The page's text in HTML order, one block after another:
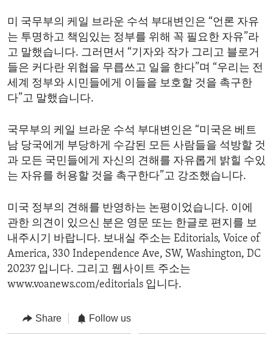
미 국무부의 케일 브라운 수석 부대변인은 “언론 자유
는 투명하고 책임있는 정부를 위해 꼭 필요한 자유”라
고 말했습니다. 그러면서 “기자와 작가 그리고 블로거
들은 커다란 위협을 무릅쓰고 일을 한다”며 “우리는 전
세계 정부와 시민들에게 이들을 보호할 것을 촉구한
다”고 말했습니다.
국무부의 케일 브라운 수석 부대변인은 “미국은 베트
남 당국에게 부당하게 수감된 모든 사람들을 석방할 것
과 모든 국민들에게 자신의 견해를 자유롭게 밝힐 수있
는 자유를 허용할 것을 촉구한다”고 강조했습니다.
미국 정부의 견해를 반영하는 논평이었습니다. 이에
관한 의견이 있으신 분은 영문 또는 한글로 편지를 보
내주시기 바랍니다. 보내실 주소는 Editorials, Voice of
America, 330 Independence Ave, SW, Washington, DC
20237 입니다. 그리고 웹사이트 주소는
www.voanews.com/editorials 입니다.
Share Follow us